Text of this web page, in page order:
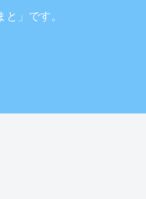
」です。